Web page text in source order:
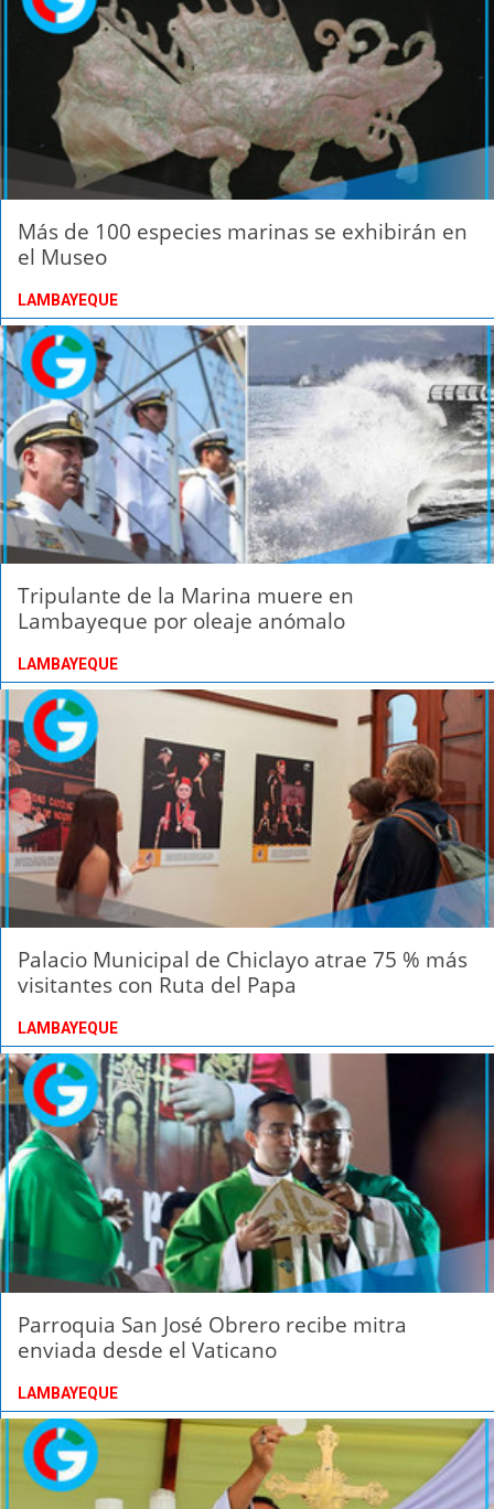
Más de 100 especies marinas se exhibirán en
el Museo
LAMBAYEQUE
Tripulante de la Marina muere en
Lambayeque por oleaje anómalo
LAMBAYEQUE
Palacio Municipal de Chiclayo atrae 75 % más
visitantes con Ruta del Papa
LAMBAYEQUE
Parroquia San José Obrero recibe mitra
enviada desde el Vaticano
LAMBAYEQUE